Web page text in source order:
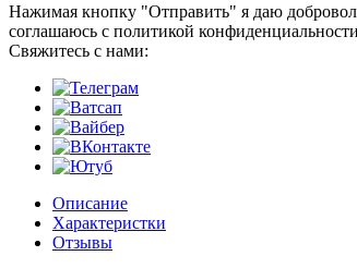
Нажимая кнопку "Отправить" я даю
соглашаюсь с политикой
Cвяжитесь с нами:
Описание
Характеристки
Отзывы